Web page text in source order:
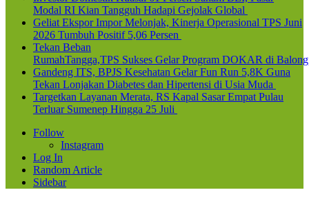
Modal RI Kian Tangguh Hadapi Gejolak Global
Geliat Ekspor Impor Melonjak, Kinerja Operasional TPS Juni
2026 Tumbuh Positif 5,06 Persen
Tekan Beban
RumahTangga,TPS Sukses Gelar Program DOKAR di
Gandeng ITS, BPJS Kesehatan Gelar Fun Run 5,8K Guna
Tekan Lonjakan Diabetes dan Hipertensi di Usia Muda
Targetkan Layanan Merata, RS Kapal Sasar Empat Pulau
Terluar Sumenep Hingga 25 Juli
Follow
Instagram
Log In
Random Article
Sidebar